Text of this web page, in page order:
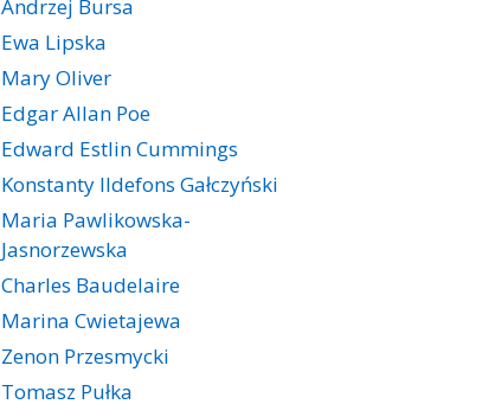
Andrzej Bursa
Ewa Lipska
Mary Oliver
Edgar Allan Poe
Edward Estlin Cummings
Konstanty Ildefons Gałczyński
Maria Pawlikowska-
Jasnorzewska
Charles Baudelaire
Marina Cwietajewa
Zenon Przesmycki
Tomasz Pułka